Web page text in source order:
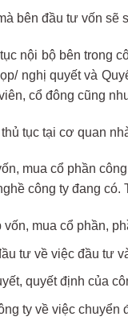
bên đầu tư vốn sẽ
nội bộ bên trong
nghị quyết và
cổ đông cũng
tục tại cơ quan
mua cổ phần
công ty đang
vốn, mua cổ phần,
tư về việc đầu tư
quyết định của
ty về việc